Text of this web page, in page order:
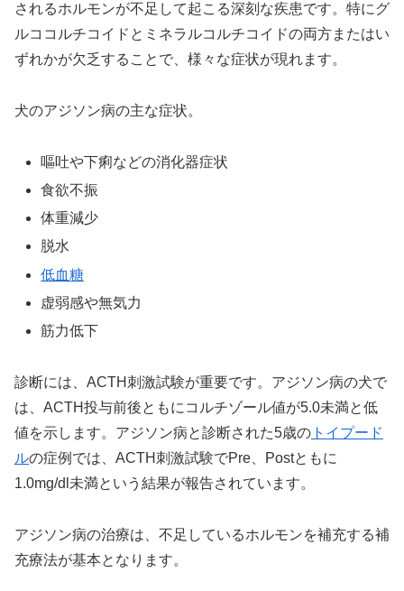
されるホルモンが不足して起こる深刻な疾患です。特にグ
ルココルチコイドとミネラルコルチコイドの両方またはい
ずれかが欠乏することで、様々な症状が現れます。
犬のアジソン病の主な症状。
嘔吐や下痢などの消化器症状
食欲不振
体重減少
脱水
低血糖
虚弱感や無気力
筋力低下
診断には、ACTH刺激試験が重要です。アジソン病の犬で
は、ACTH投与前後ともにコルチゾール値が5.0未満と低
値を示します。アジソン病と診断された5歳の トイプード
ルの症例では、ACTH刺激試験でPre、Postともに
1.0mg/dl未満という結果が報告されています。
アジソン病の治療は、不足しているホルモンを補充する補
充療法が基本となります。